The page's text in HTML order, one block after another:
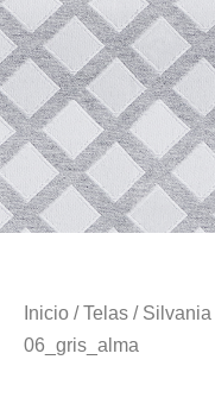
Inicio /Telas / Silvania
06_gris_alma